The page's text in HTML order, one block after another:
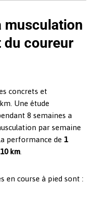
musculation
du coureur
concrets et
Une étude
8 semaines a
par semaine
performance de 1
km
en course à pied sont :